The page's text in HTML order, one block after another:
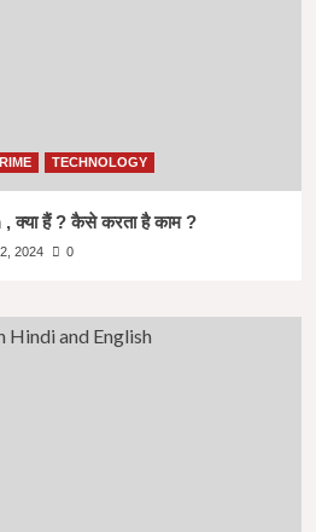
TECHNOLOGY
हैं ? कैसे करता है काम ?
2024 0